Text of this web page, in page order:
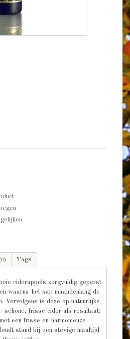
(0) Tags
ciderappels zorgvuldig geperst
waarna het sap maandenlang de
Vervolgens is deze op natuurlijke
schone, frisse cider als resultaat;
een frisse en harmonieuze
stand bij een stevige maaltijd.